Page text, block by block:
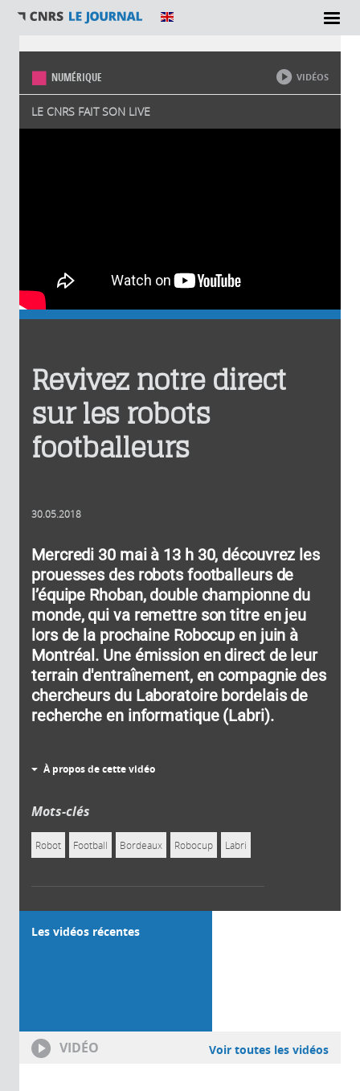
Vous êtes ici
NUMÉRIQUE
LE CNRS FAIT SON LIVE
VIDÉOS
Revivez notre direct
sur les robots
footballeurs
30.05.2018
Mercredi 30 mai à 13 h 30, découvrez les
prouesses des robots footballeurs de
l’équipe Rhoban, double championne du
monde, qui va remettre son titre en jeu
lors de la prochaine Robocup en juin à
Montréal. Une émission en direct de leur
terrain d'entraînement, en compagnie des
chercheurs du Laboratoire bordelais de
recherche en informatique (Labri).
À propos de cette vidéo
Mots-clés
Robot Football Bordeaux Robocup Labri
Les vidéos récentes
VIDÉO Voir toutes les vidéos